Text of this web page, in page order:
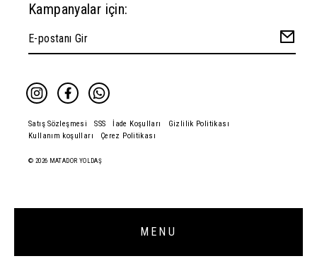
MENU
Kampanyalar için:
© 2026 MATADOR YOLDAŞ
Satış Sözleşmesi SSS İade Koşulları
Gizlilik Politikası
Kullanım koşulları
Çerez Politikası